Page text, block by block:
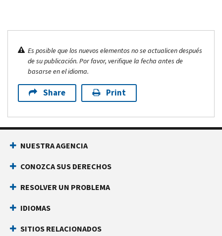
Es posible que los nuevos elementos no se actualicen después
de su publicación. Por favor, verifique la fecha antes de
basarse en el idioma.
Share Print
NUESTRA AGENCIA
CONOZCA SUS DERECHOS
RESOLVER UN PROBLEMA
IDIOMAS
SITIOS RELACIONADOS